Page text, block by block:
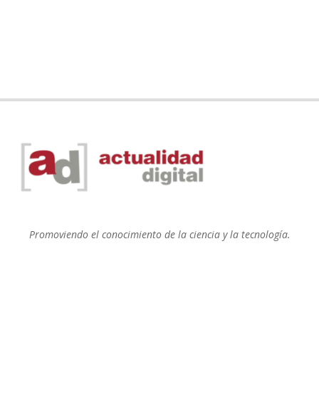
Promoviendo el conocimiento de la ciencia y la tecnología.